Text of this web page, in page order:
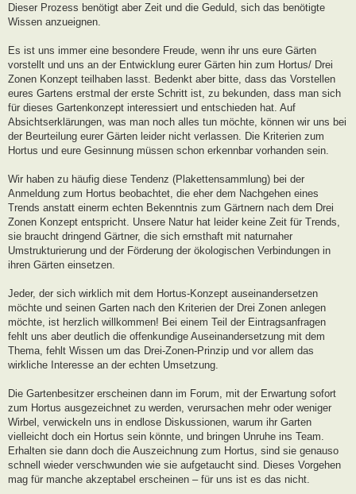
Dieser Prozess benötigt aber Zeit und die Geduld, sich das benötigte
Wissen anzueignen.
Es ist uns immer eine besondere Freude, wenn ihr uns eure Gärten
vorstellt und uns an der Entwicklung eurer Gärten hin zum Hortus/ Drei
Zonen Konzept teilhaben lasst. Bedenkt aber bitte, dass das Vorstellen
eures Gartens erstmal der erste Schritt ist, zu bekunden, dass man sich
für dieses Gartenkonzept interessiert und entschieden hat. Auf
Absichtserklärungen, was man noch alles tun möchte, können wir uns bei
der Beurteilung eurer Gärten leider nicht verlassen. Die Kriterien zum
Hortus und eure Gesinnung müssen schon erkennbar vorhanden sein.
Wir haben zu häufig diese Tendenz (Plakettensammlung) bei der
Anmeldung zum Hortus beobachtet, die eher dem Nachgehen eines
Trends anstatt einerm echten Bekenntnis zum Gärtnern nach dem Drei
Zonen Konzept entspricht. Unsere Natur hat leider keine Zeit für Trends,
sie braucht dringend Gärtner, die sich ernsthaft mit naturnaher
Umstrukturierung und der Förderung der ökologischen Verbindungen in
ihren Gärten einsetzen.
Jeder, der sich wirklich mit dem Hortus-Konzept auseinandersetzen
möchte und seinen Garten nach den Kriterien der Drei Zonen anlegen
möchte, ist herzlich willkommen! Bei einem Teil der Eintragsanfragen
fehlt uns aber deutlich die offenkundige Auseinandersetzung mit dem
Thema, fehlt Wissen um das Drei-Zonen-Prinzip und vor allem das
wirkliche Interesse an der echten Umsetzung.
Die Gartenbesitzer erscheinen dann im Forum, mit der Erwartung sofort
zum Hortus ausgezeichnet zu werden, verursachen mehr oder weniger
Wirbel, verwickeln uns in endlose Diskussionen, warum ihr Garten
vielleicht doch ein Hortus sein könnte, und bringen Unruhe ins Team.
Erhalten sie dann doch die Auszeichnung zum Hortus, sind sie genauso
schnell wieder verschwunden wie sie aufgetaucht sind. Dieses Vorgehen
mag für manche akzeptabel erscheinen – für uns ist es das nicht.